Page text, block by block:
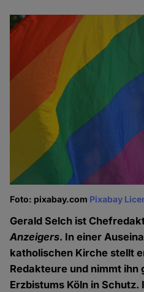
Foto: pixabay.com Pixabay
Gerald Selch ist
Anzeigers. In einer
katholischen Kirche stellt
Redakteure und nimmt ihn
Erzbistums Köln in